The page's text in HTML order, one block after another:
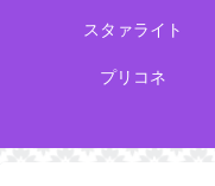
スタァライト
プリコネ